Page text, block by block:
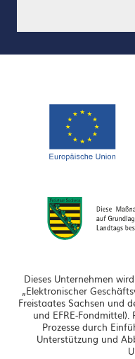
Dieses Unternehmen
„Elektronischer
Freistaates Sachsen und
und EFRE-
Prozesse durch
Unterstützung und